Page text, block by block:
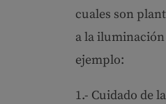
cuales son
a la
ejemplo:
1.- Cuidado de